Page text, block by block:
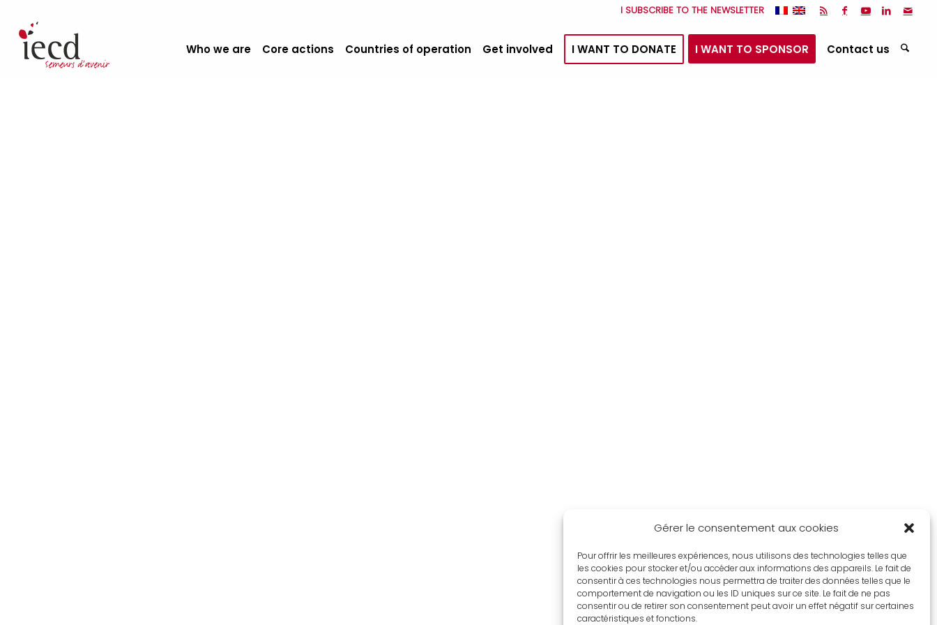
Gérer le consentement aux cookies
Pour offrir les meilleures expériences, nous utilisons des technologies telles que
les cookies pour stocker et/ou accéder aux informations des appareils. Le fait de
consentir à ces technologies nous permettra de traiter des données telles que le
comportement de navigation ou les ID uniques sur ce site. Le fait de ne pas
consentir ou de retirer son consentement peut avoir un effet négatif sur certaines
caractéristiques et fonctions.
I SUBSCRIBE TO THE NEWSLETTER
Who we are Core actions Countries of operation Get involved I WANT TO DONATE I WANT TO SPONSOR Contact us